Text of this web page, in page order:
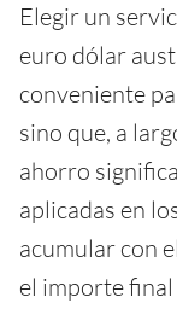
Elegir un
euro dólar
conveniente
sino que, a
ahorro
aplicadas en
acumular con
el importe